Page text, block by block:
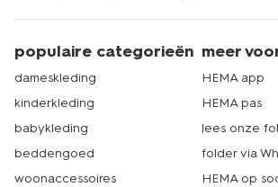
populaire categorieën
dameskleding
kinderkleding
babykleding
beddengoed
woonaccessoires
meer
HEMA app
HEMA pas
lees onze
folder via
HEMA op